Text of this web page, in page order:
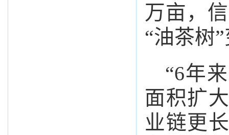
万亩，
“油茶树
“6年
面积扩
业链更